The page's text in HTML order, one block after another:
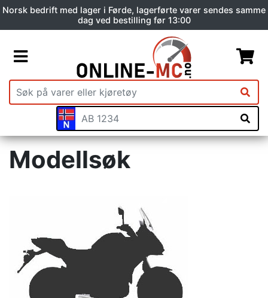
Norsk bedrift med lager i Førde, lagerførte varer sendes samme
dag ved bestilling før 13:00
Modellsøk